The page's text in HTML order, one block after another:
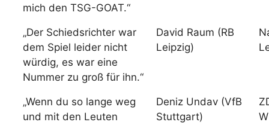
mich den TSG-GOAT.“
„Der Schiedsrichter war
dem Spiel leider nicht
würdig, es war eine
Nummer zu groß für ihn.“
David Raum (RB
Leipzig)
„Wenn du so lange weg
und mit den Leuten
Deniz Undav (VfB
Stuttgart)